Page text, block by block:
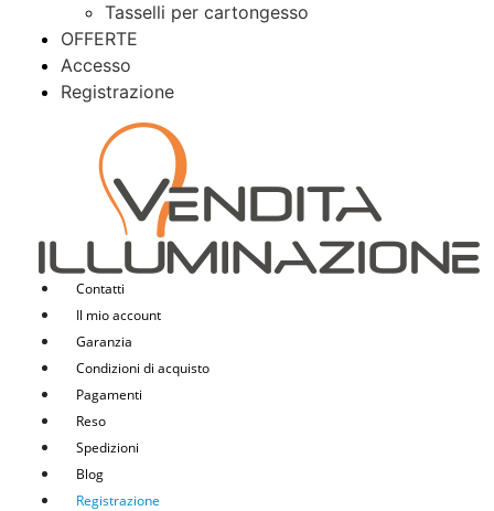
Tasselli per cartongesso
OFFERTE
Accesso
Registrazione
Contatti
Il mio account
Garanzia
Condizioni di acquisto
Pagamenti
Reso
Spedizioni
Blog
Registrazione